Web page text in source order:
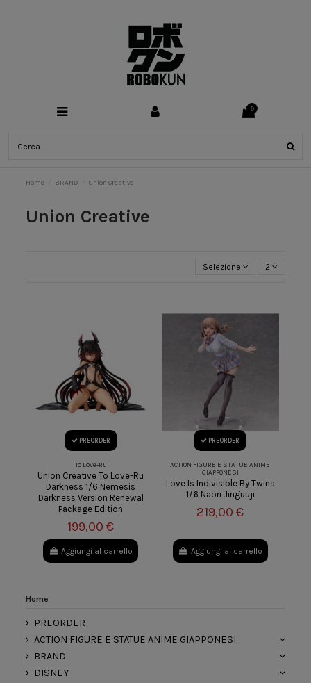
0
Home BRAND Union Creative
Union Creative
Selezione 2
PREORDER
To Love-Ru
Union Creative To Love-Ru
Darkness 1/6 Nemesis
Darkness Version Renewal
Package Edition
199,00 €
Aggiungi al carrello
PREORDER
ACTION FIGURE E STATUE ANIME
GIAPPONESI
Love Is Indivisible By Twins
1/6 Naori Jinguuji
219,00 €
Aggiungi al carrello
Home
PREORDER
ACTION FIGURE E STATUE ANIME GIAPPONESI
BRAND
DISNEY